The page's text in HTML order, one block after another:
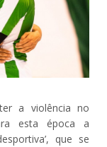
a violência no
esta época a
que se